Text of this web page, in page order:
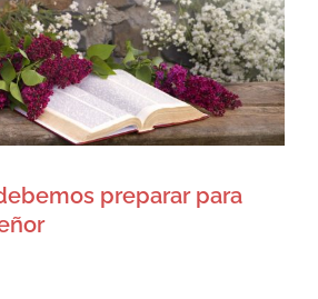
el Día del Señor
Artículos
preparar para